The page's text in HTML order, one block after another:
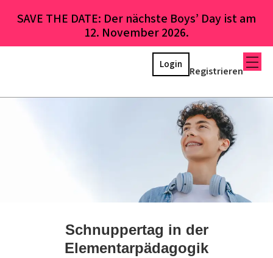
SAVE THE DATE: Der nächste Boys’ Day ist am
12. November 2026.
Registrieren
Login
Schnuppertag in der
Elementarpädagogik